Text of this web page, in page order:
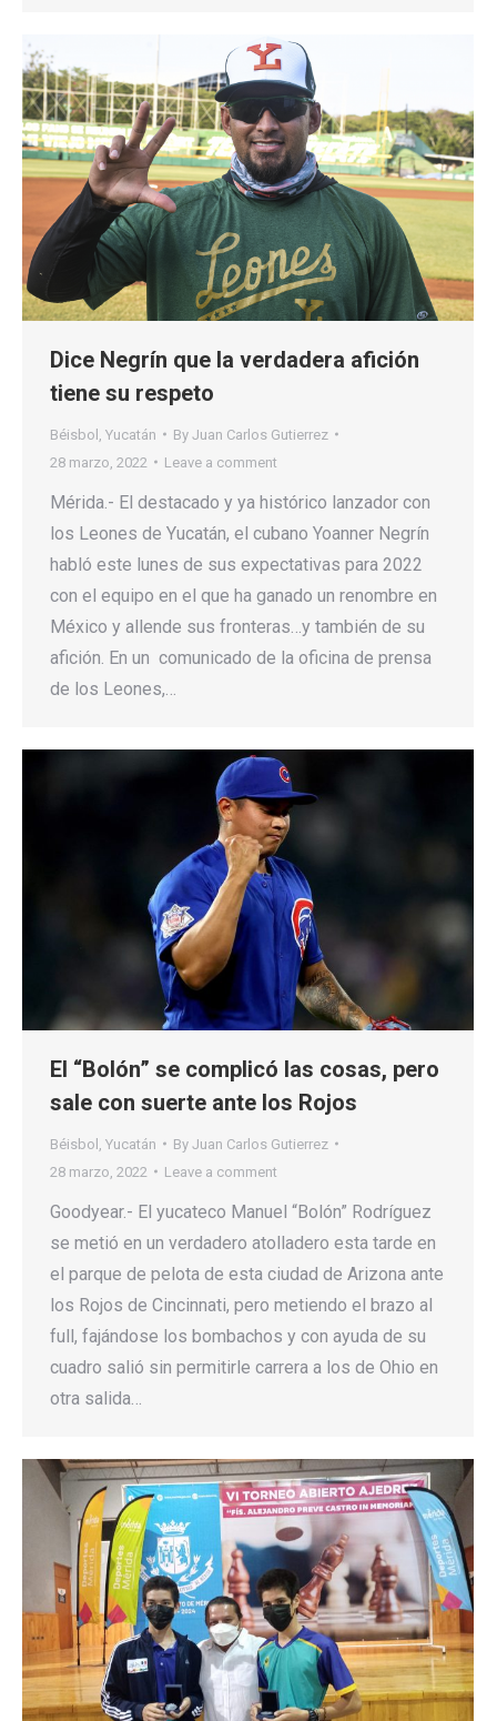
Dice Negrín que la verdadera afición
tiene su respeto
Béisbol Yucatán By Juan Carlos Gutierrez
28 marzo, 2022
Leave a comment
Mérida.- El destacado y ya histórico lanzador con
los Leones de Yucatán, el cubano Yoanner Negrín
habló este lunes de sus expectativas para 2022
con el equipo en el que ha ganado un renombre en
México y allende sus fronteras…y también de su
afición. En un comunicado de la oficina de prensa
de los Leones,…
El “Bolón” se complicó las cosas, pero
sale con suerte ante los Rojos
Béisbol Yucatán By Juan Carlos Gutierrez
28 marzo, 2022
Leave a comment
Goodyear.- El yucateco Manuel “Bolón” Rodríguez
se metió en un verdadero atolladero esta tarde en
el parque de pelota de esta ciudad de Arizona ante
los Rojos de Cincinnati, pero metiendo el brazo al
full, fajándose los bombachos y con ayuda de su
cuadro salió sin permitirle carrera a los de Ohio en
otra salida…